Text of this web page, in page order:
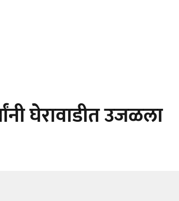
घेरावाडीत उजळला